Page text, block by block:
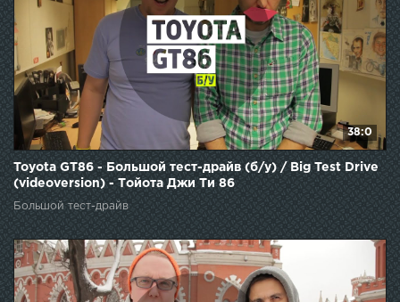
38:0
Toyota GT86 - Большой тест-драйв (б/у) / Big Test Drive
(videoversion) - Тойота Джи Ти 86
Большой тест-драйв